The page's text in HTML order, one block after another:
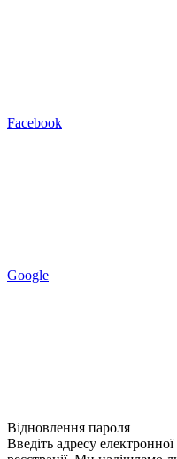
Facebook
Google
Відновлення пароля
Введіть адресу